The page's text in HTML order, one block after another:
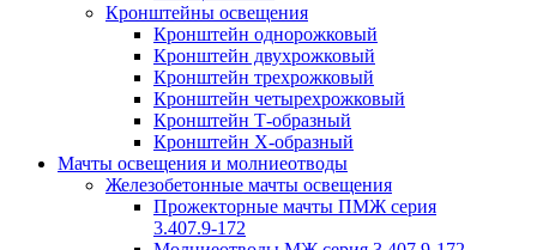
Кронштейны освещения
Кронштейн однорожковый
Кронштейн двухрожковый
Кронштейн трехрожковый
Кронштейн четырехрожковый
Кронштейн Т-образный
Кронштейн Х-образный
Мачты освещения и молниеотводы
Железобетонные мачты освещения
Прожекторные мачты ПМЖ серия
3.407.9-172